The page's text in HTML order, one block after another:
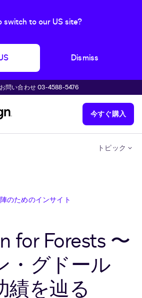
switch to our US site?
Dismiss
問い合わせ 03-4588-5476
今すぐ購入
トピック
のためのインサイト
for Forests 〜
・グドール
績を辿る